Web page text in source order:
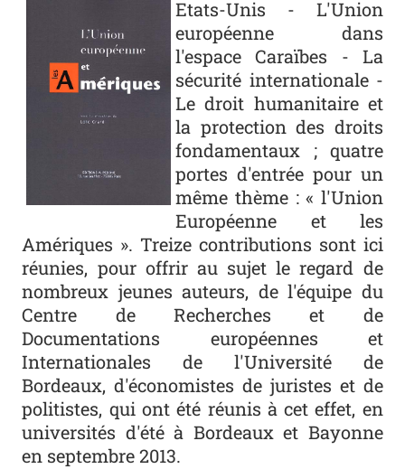
Etats-Unis - L'Union
européenne dans
l'espace Caraïbes - La
sécurité internationale -
Le droit humanitaire et
la protection des droits
fondamentaux ; quatre
portes d'entrée pour un
même thème : « l'Union
Européenne et les
Amériques ». Treize contributions sont ici
réunies, pour offrir au sujet le regard de
nombreux jeunes auteurs, de l'équipe du
Centre de Recherches et de
Documentations européennes et
Internationales de l'Université de
Bordeaux, d'économistes de juristes et de
politistes, qui ont été réunis à cet effet, en
universités d'été à Bordeaux et Bayonne
en septembre 2013.